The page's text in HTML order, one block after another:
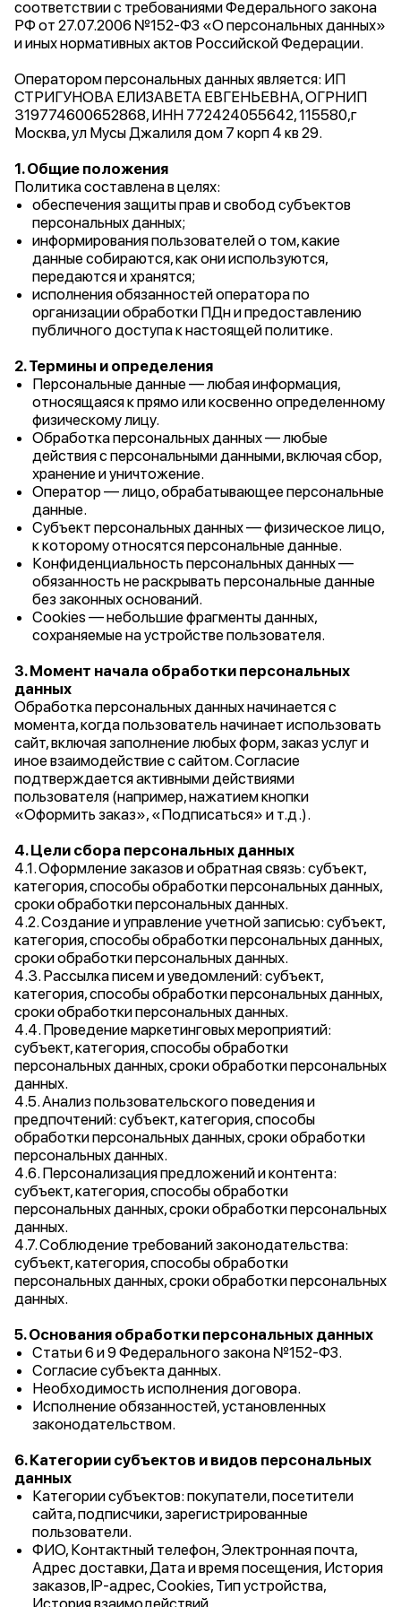
соответствии с требованиями Федерального закона
РФ от 27.07.2006 №152-ФЗ «О персональных данных»
и иных нормативных актов Российской Федерации.
Оператором персональных данных является: ИП
СТРИГУНОВА ЕЛИЗАВЕТА ЕВГЕНЬЕВНА, ОГРНИП
319774600652868, ИНН 772424055642, 115580,г
Москва, ул Мусы Джалиля дом 7 корп 4 кв 29.
1. Общие положения
Политика составлена в целях:
обеспечения защиты прав и свобод субъектов
персональных данных;
информирования пользователей о том, какие
данные собираются, как они используются,
передаются и хранятся;
исполнения обязанностей оператора по
организации обработки ПДн и предоставлению
публичного доступа к настоящей политике.
2. Термины и определения
Персональные данные — любая информация,
относящаяся к прямо или косвенно определенному
физическому лицу.
Обработка персональных данных — любые
действия с персональными данными, включая сбор,
хранение и уничтожение.
Оператор — лицо, обрабатывающее персональные
данные.
Субъект персональных данных — физическое лицо,
к которому относятся персональные данные.
Конфиденциальность персональных данных —
обязанность не раскрывать персональные данные
без законных оснований.
Cookies — небольшие фрагменты данных,
сохраняемые на устройстве пользователя.
3. Момент начала обработки персональных
данных
Обработка персональных данных начинается с
момента, когда пользователь начинает использовать
сайт, включая заполнение любых форм, заказ услуг и
иное взаимодействие с сайтом. Согласие
подтверждается активными действиями
пользователя (например, нажатием кнопки
«Оформить заказ», «Подписаться» и т.д.).
4. Цели сбора персональных данных
4.1. Оформление заказов и обратная связь: субъект,
категория, способы обработки персональных данных,
сроки обработки персональных данных.
4.2. Создание и управление учетной записью: субъект,
категория, способы обработки персональных данных,
сроки обработки персональных данных.
4.3. Рассылка писем и уведомлений: субъект,
категория, способы обработки персональных данных,
сроки обработки персональных данных.
4.4. Проведение маркетинговых мероприятий:
субъект, категория, способы обработки
персональных данных, сроки обработки персональных
данных.
4.5. Анализ пользовательского поведения и
предпочтений: субъект, категория, способы
обработки персональных данных, сроки обработки
персональных данных.
4.6. Персонализация предложений и контента:
субъект, категория, способы обработки
персональных данных, сроки обработки персональных
данных.
4.7. Соблюдение требований законодательства:
субъект, категория, способы обработки
персональных данных, сроки обработки персональных
данных.
5. Основания обработки персональных данных
Статьи 6 и 9 Федерального закона №152-ФЗ.
Согласие субъекта данных.
Необходимость исполнения договора.
Исполнение обязанностей, установленных
законодательством.
6. Категории субъектов и видов персональных
данных
Категории субъектов: покупатели, посетители
сайта, подписчики, зарегистрированные
пользователи.
ФИО, Контактный телефон, Электронная почта,
Адрес доставки, Дата и время посещения, История
заказов, IP-адрес, Cookies, Тип устройства,
История взаимодействий